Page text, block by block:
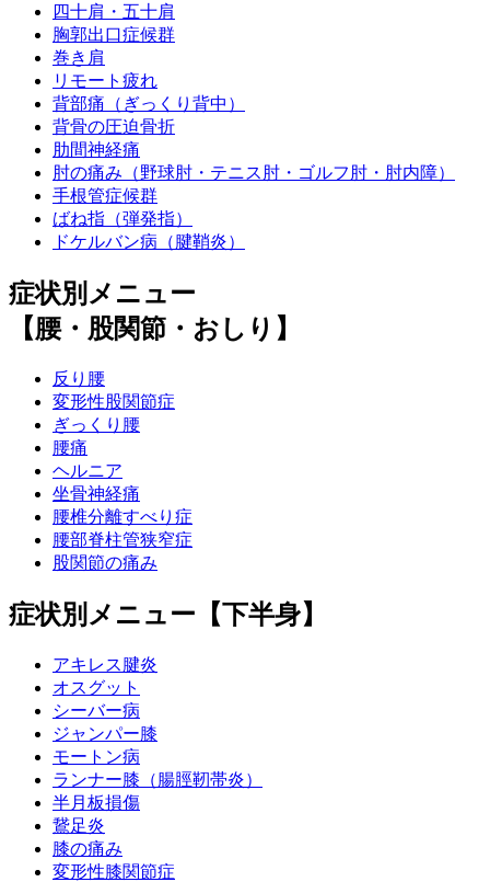
四十肩・五十肩
胸郭出口症候群
巻き肩
リモート疲れ
背部痛（ぎっくり背中）
背骨の圧迫骨折
肋間神経痛
肘の痛み（野球肘・テニス肘・ゴルフ肘・肘内障）
手根管症候群
ばね指（弾発指）
ドケルバン病（腱鞘炎）
症状別メニュー
【腰・股関節・おしり】
反り腰
変形性股関節症
ぎっくり腰
腰痛
ヘルニア
坐骨神経痛
腰椎分離すべり症
腰部脊柱管狭窄症
股関節の痛み
症状別メニュー【下半身】
アキレス腱炎
オスグット
シーバー病
ジャンパー膝
モートン病
ランナー膝（腸脛靭帯炎）
半月板損傷
鵞足炎
膝の痛み
変形性膝関節症